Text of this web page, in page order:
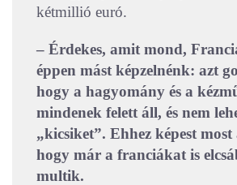
kétmillió euró.
– Érdekes, amit mond,
éppen mást képzelnénk: azt
hogy a hagyomány és a
mindenek felett áll, és nem
„kicsiket”. Ehhez képest
hogy már a franciákat is
multik.